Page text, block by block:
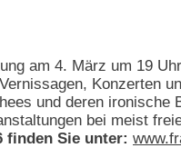
am 4. März um 19
Konzerten
und deren
bei meist
finden Sie unter: